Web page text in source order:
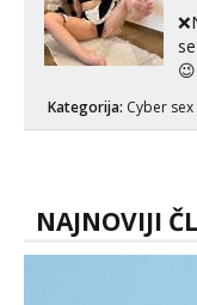
Kategorija: Cyber sex
NAJNOVIJI